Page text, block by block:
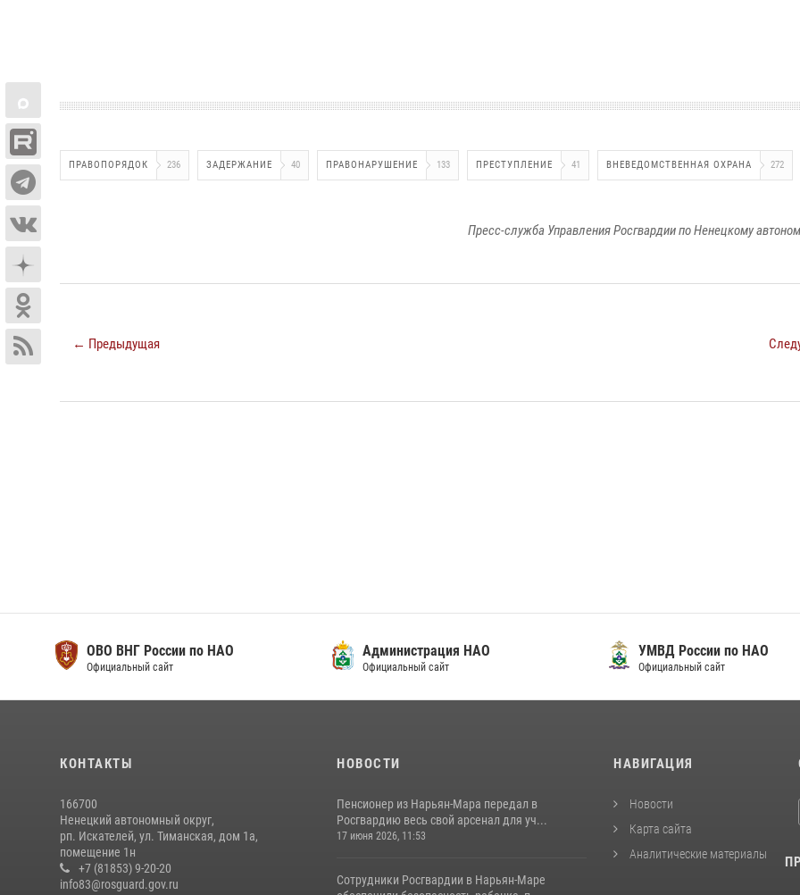
ПРАВОПОРЯДОК 236 ЗАДЕРЖАНИЕ 40 ПРАВОНАРУШЕНИЕ 133 ПРЕСТУПЛЕНИЕ 41 ВНЕВЕДОМСТВЕННАЯ ОХРАНА 272
Пресс-служба Управления Росгвардии по Ненецкому
← Предыдущая
ОВО ВНГ России по НАО
Официальный сайт
Администрация НАО
Официальный сайт
УМВД России по НАО
Официальный сайт
КОНТАКТЫ
166700
Ненецкий автономный округ,
рп. Искателей, ул. Тиманская, дом 1а,
помещение 1н
+7 (81853) 9-20-20
info83@rosguard.gov.ru
НОВОСТИ
Пенсионер из Нарьян-Мара передал в
Росгвардию весь свой арсенал для уч...
17 июня 2026, 11:53
Сотрудники Росгвардии в Нарьян-Маре
НАВИГАЦИЯ
Новости
Карта сайта
Аналитические материалы